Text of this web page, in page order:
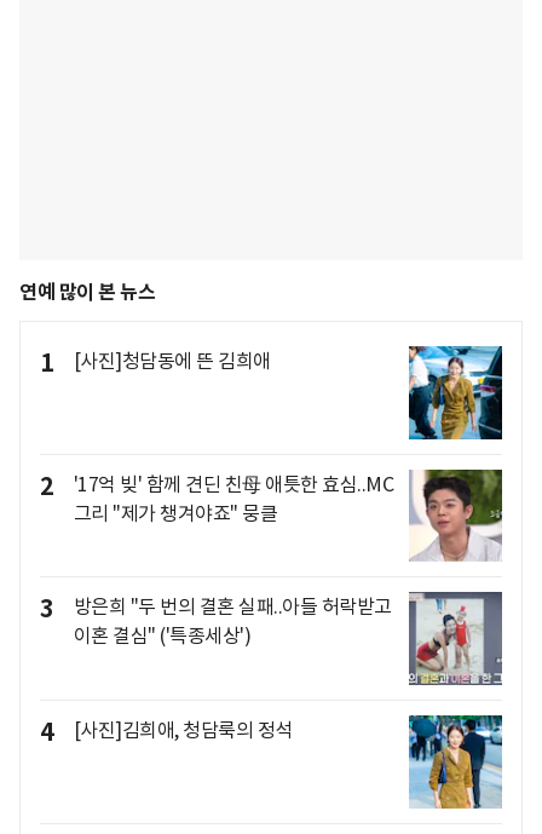
연예 많이 본 뉴스
1 [사진]청담동에 뜬 김희애
2
'17억 빚' 함께 견딘 친母 애틋한 효심..MC
그리 "제가 챙겨야죠" 뭉클
3
방은희 "두 번의 결혼 실패..아들 허락받고
이혼 결심" ('특종세상')
4 [사진]김희애, 청담룩의 정석